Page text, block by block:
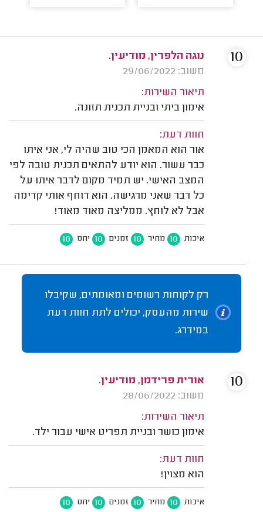
נוגה הלפרין, מודיעין.
משוב: 29/06/2022
תיאור השירות:
אימון ביתי ובניית תכנית תזונה.
חוות דעת:
אור הוא המאמן הכי טוב שהיה לי, אני איתו
כבר עשור. הוא יודע להתאים תכנית טובה לפי
המצב האישי. יש תמיד מקום לדבר איתו על
כל דבר שאני מרגישה. הוא דוחף אותי קדימה
אבל לא לוחץ. ממליצה מאוד מאוד!
איכות 10 מחיר 10 זמנים 10 יחס 10
10
רק לקוחות רשומים ומאומתים, שקיבלו
שירות מהעסק, יכולים לתת חוות דעת
במידרג.
אורית פרידמן, מודיעין.
משוב: 28/06/2022
תיאור השירות:
אימון כושר ובניית תפריט אישי עבור ילד.
חוות דעת:
הוא מצוין!
איכות 10 מחיר 10 זמנים 10 יחס 10
10